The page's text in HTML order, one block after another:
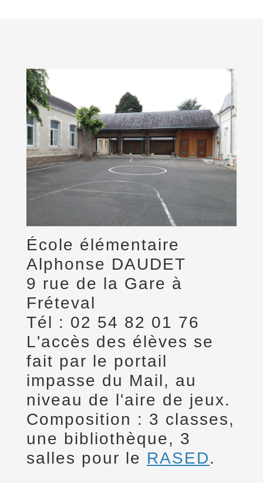
École élémentaire
Alphonse DAUDET
9 rue de la Gare à
Fréteval
Tél : 02 54 82 01 76
L'accès des élèves se
fait par le portail
impasse du Mail, au
niveau de l'aire de jeux.
Composition : 3 classes,
une bibliothèque, 3
salles pour le RASED.